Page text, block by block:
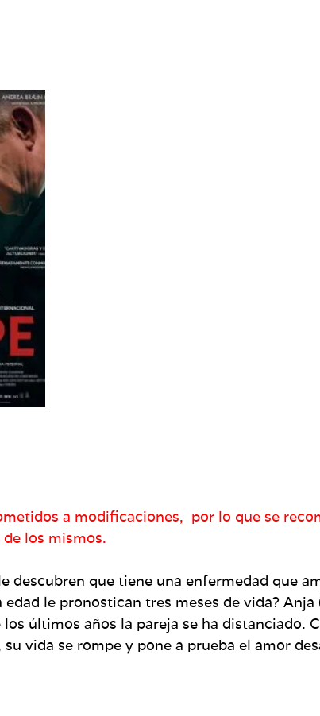
a modificaciones, por lo que se
los mismos.
descubren que tiene una enfermedad que
le pronostican tres meses de vida? Anja
últimos años la pareja se ha distanciado.
vida se rompe y pone a prueba el amor